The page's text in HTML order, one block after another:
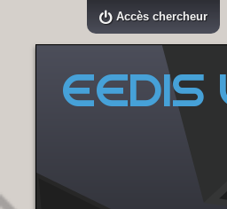
Accès chercheur
EEDIS